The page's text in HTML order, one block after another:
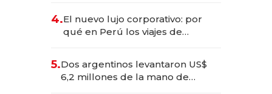
4.El nuevo lujo corporativo: por
qué en Perú los viajes de
para convertirse en experiencias
transformadoras
5.Dos argentinos levantaron US$
6,2 millones de la mano de